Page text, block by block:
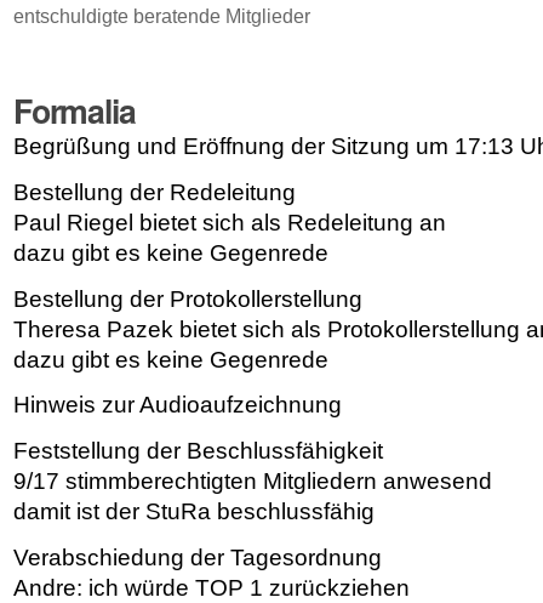
entschuldigte beratende Mitglieder
Formalia
Begrüßung und Eröffnung der Sitzung um 17:13
Bestellung der Redeleitung
Paul Riegel bietet sich als Redeleitung an
dazu gibt es keine Gegenrede
Bestellung der Protokollerstellung
Theresa Pazek bietet sich als Protokollerstellung
dazu gibt es keine Gegenrede
Hinweis zur Audioaufzeichnung
Feststellung der Beschlussfähigkeit
9/17 stimmberechtigten Mitgliedern anwesend
damit ist der StuRa beschlussfähig
Verabschiedung der Tagesordnung
Andre: ich würde TOP 1 zurückziehen